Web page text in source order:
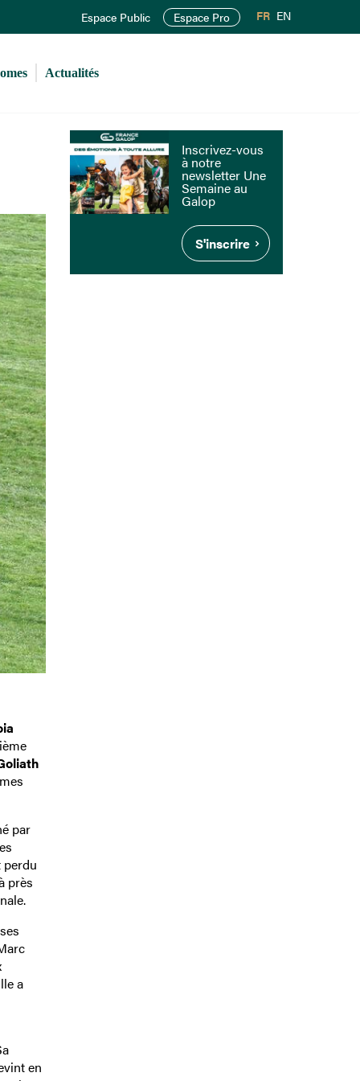
Espace Public Espace Pro FR EN
Actualités
par
perdu
près
a
en
Inscrivez-vous
à notre
newsletter Une
Semaine au
Galop
S'inscrire